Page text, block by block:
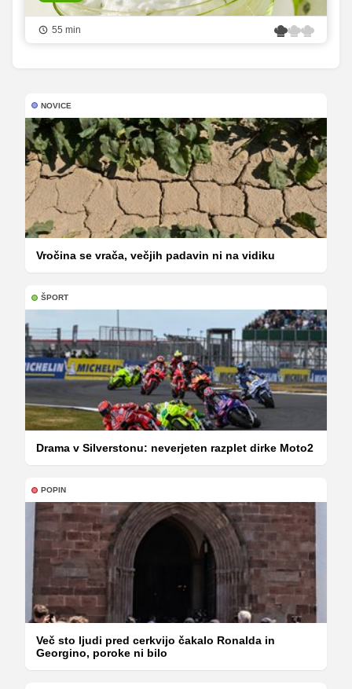
55 min
NOVICE
Vročina se vrača, večjih padavin ni na vidiku
ŠPORT
Drama v Silverstonu: neverjeten razplet dirke Moto2
POPIN
Več sto ljudi pred cerkvijo čakalo Ronalda in
Georgino, poroke ni bilo